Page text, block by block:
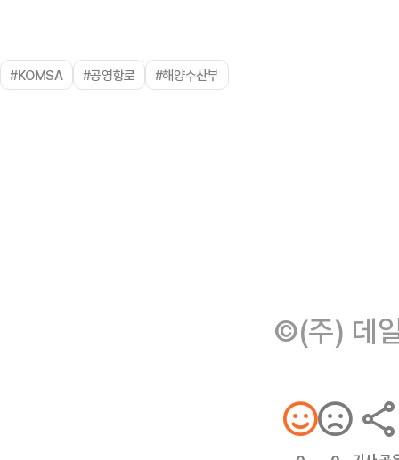
#KOMSA #공영항로 #해양수산부
©(주) 데